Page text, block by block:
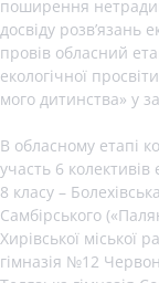
поширення
досвіду
провів обласний
екологічної
мого дитинства» у
В обласному етапі
участь 6 колективів
8 класу –
Самбірського
Хирівської міської
гімназія №12